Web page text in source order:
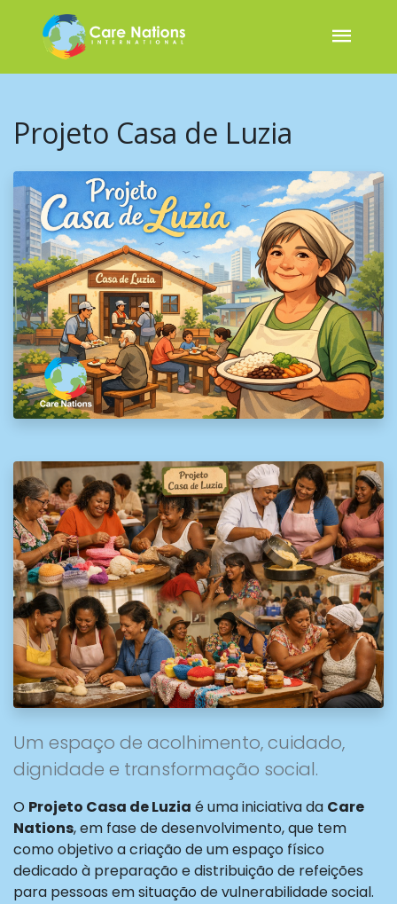
Projeto Casa de Luzia
Um espaço de acolhimento, cuidado,
dignidade e transformação social.
O Projeto Casa de Luzia é uma iniciativa da Care
Nations, em fase de desenvolvimento, que tem
como objetivo a criação de um espaço físico
dedicado à preparação e distribuição de refeições
para pessoas em situação de vulnerabilidade social.